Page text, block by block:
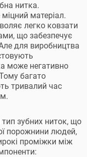
нитка.
матеріал.
легко ковзати
що забезпечує
для виробництва
може негативно
багато
тривалий час
зубних ниток, що
порожнини людей,
проміжки між